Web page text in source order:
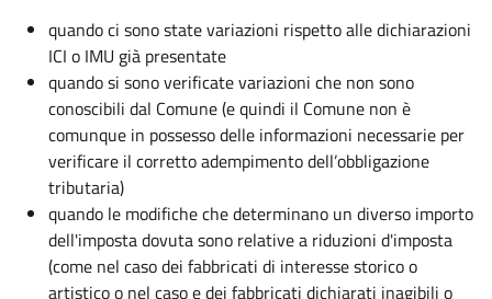
quando ci sono state variazioni rispetto alle dichiarazioni
ICI o IMU già presentate
quando si sono verificate variazioni che non sono
conoscibili dal Comune (e quindi il Comune non è
comunque in possesso delle informazioni necessarie per
verificare il corretto adempimento dell’obbligazione
tributaria)
quando le modifiche che determinano un diverso importo
dell'imposta dovuta sono relative a riduzioni d'imposta
(come nel caso dei fabbricati di interesse storico o
artistico o nel caso e dei fabbricati dichiarati inagibili o